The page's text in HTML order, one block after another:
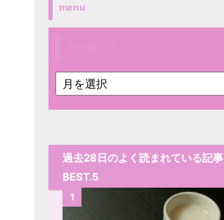
menu
過去28日のよく読まれている記事
BEST.5
1